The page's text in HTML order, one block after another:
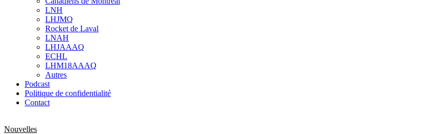
sub
menu
LNH
LHJMQ
Rocket de Laval
LNAH
LHJAAAQ
ECHL
LHM18AAAQ
Autres
Podcast
Politique de confidentialité
Contact
Nouvelles